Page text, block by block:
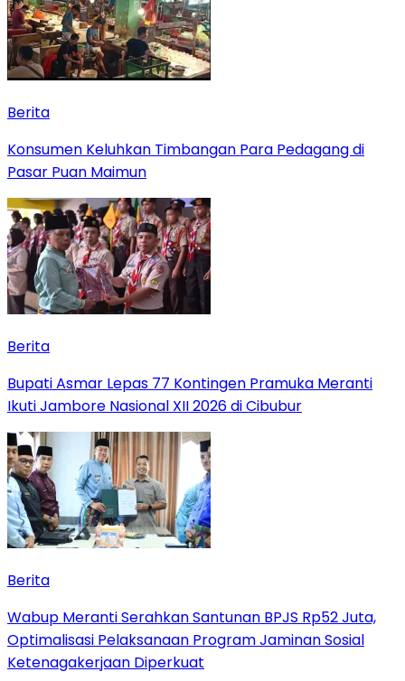
Berita
Konsumen Keluhkan Timbangan Para Pedagang di
Pasar Puan Maimun
Berita
Bupati Asmar Lepas 77 Kontingen Pramuka Meranti
Ikuti Jambore Nasional XII 2026 di Cibubur
Berita
Wabup Meranti Serahkan Santunan BPJS Rp52 Juta,
Optimalisasi Pelaksanaan Program Jaminan Sosial
Ketenagakerjaan Diperkuat